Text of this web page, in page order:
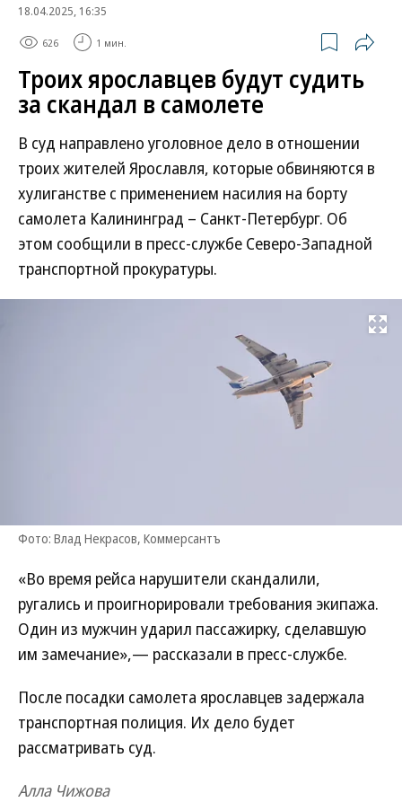
18.04.2025, 16:35
626 1 мин.
Троих ярославцев будут судить
за скандал в самолете
В суд направлено уголовное дело в отношении
троих жителей Ярославля, которые обвиняются в
хулиганстве с применением насилия на борту
самолета Калининград – Санкт-Петербург. Об
этом сообщили в пресс-службе Северо-Западной
транспортной прокуратуры.
Развернуть
Фото: Влад Некрасов, Коммерсантъ
«Во время рейса нарушители скандалили,
ругались и проигнорировали требования экипажа.
Один из мужчин ударил пассажирку, сделавшую
им замечание»,— рассказали в пресс-службе.
После посадки самолета ярославцев задержала
транспортная полиция. Их дело будет
рассматривать суд.
Алла Чижова